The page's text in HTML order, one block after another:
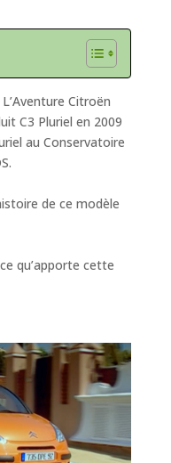
Citroën
C3 Pluriel en 2009
au Conservatoire
de ce modèle
qu’apporte cette